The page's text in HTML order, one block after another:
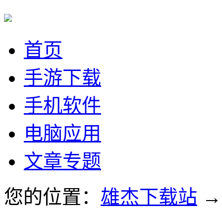
首页
手游下载
手机软件
电脑应用
文章专题
您的位置： 雄杰下载站